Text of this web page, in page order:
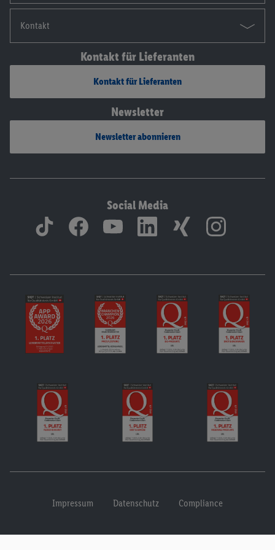
Kontakt
Kontakt für Lieferanten
Kontakt für Lieferanten
Newsletter
Newsletter abonnieren
Social Media
Impressum Datenschutz Compliance